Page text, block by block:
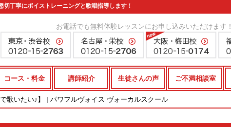
丁寧にボイストレーニングと歌唱指導します！
お電話でも無料体験レッスンにお申し込みいただけます！
コース・料金 講師紹介 生徒さんの声 ご不満相談室
歌いたい♪】 | パワフルヴォイス ヴォーカルスクール